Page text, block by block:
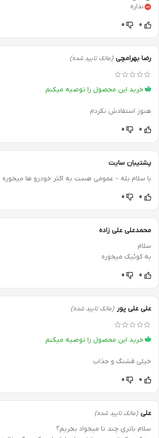
نداره
0
0
رضا بهرامچی (مالک تایید شده)
خرید این محصول را توصیه میکنم
هنوز استفادش نکردم
0
0
پشتیبان سایت
با سلام بله – عمومی هست به اکثر خودرو ها میخوره
0
0
محمدعلی علی زاده
سلام
به کوئیک میخوره
0
0
علی علی پور (مالک تایید شده)
خرید این محصول را توصیه میکنم
خیلی قشنگ و جذاب
0
0
علی (مالک تایید شده)
سلام باتری چند تا میخواد بخریم؟